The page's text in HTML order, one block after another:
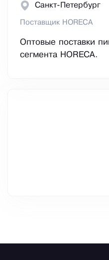
Санкт-Петербург
Поставщик HORECA
Оптовые поставки
сегмента HORECA.